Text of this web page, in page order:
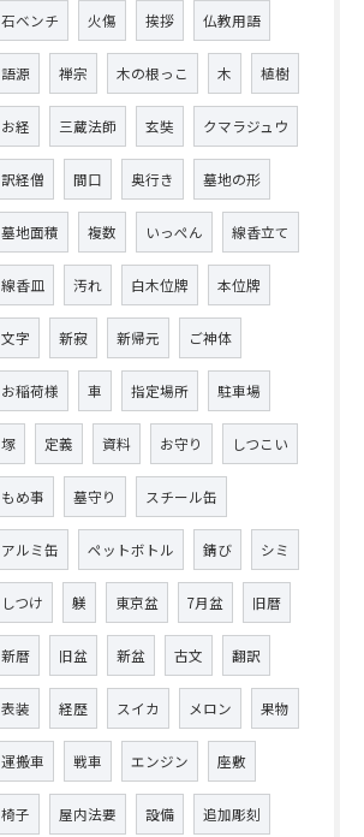
石ベンチ 火傷 挨拶 仏教用語
語源 禅宗 木の根っこ 木 植樹
お経 三蔵法師 玄奘 クマラジュウ
訳経僧 間口 奥行き 墓地の形
墓地面積 複数 いっぺん 線香立て
線香皿 汚れ 白木位牌 本位牌
文字 新寂 新帰元 ご神体
お稲荷様 車 指定場所 駐車場
塚 定義 資料 お守り しつこい
もめ事 墓守り スチール缶
アルミ缶 ペットボトル 錆び シミ
しつけ 躾 東京盆 7月盆 旧暦
新暦 旧盆 新盆 古文 翻訳
表装 経歴 スイカ メロン 果物
運搬車 戦車 エンジン 座敷
椅子 屋内法要 設備 追加彫刻